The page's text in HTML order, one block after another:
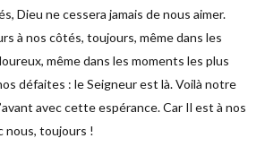
Dieu ne cessera jamais de nous aimer.
à nos côtés, toujours, même dans les
même dans les moments les plus
défaites : le Seigneur est là. Voilà notre
avec cette espérance. Car Il est à nos
nous, toujours !